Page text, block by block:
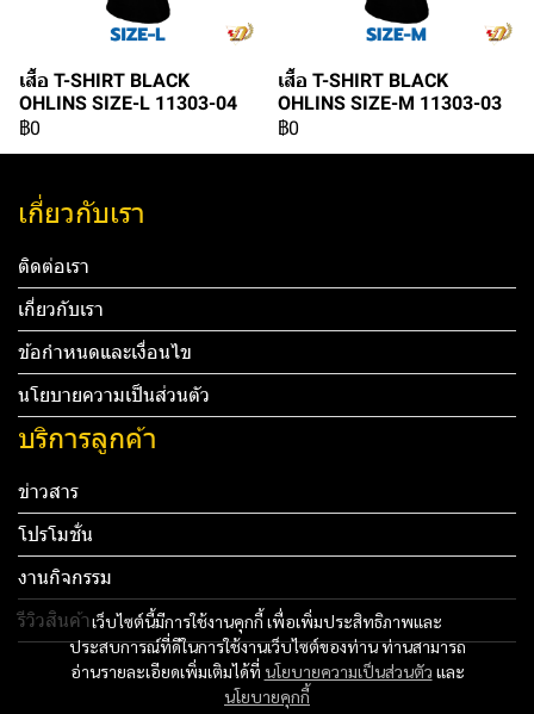
เสื้อ T-SHIRT BLACK
OHLINS SIZE-L 11303-04
฿0
เสื้อ T-SHIRT BLACK
OHLINS SIZE-M 11303-03
฿0
เว็บไซต์นี้มีการใช้งานคุกกี้ เพื่อเพิ่มประสิทธิภาพและ
ประสบการณ์ที่ดีในการใช้งานเว็บไซต์ของท่าน ท่านสามารถ
อ่านรายละเอียดเพิ่มเติมได้ที่ นโยบายความเป็นส่วนตัว และ
นโยบายคุกกี้
เกี่ยวกับเรา
ติดต่อเรา
เกี่ยวกับเรา
ข้อกำหนดและเงื่อนไข
นโยบายความเป็นส่วนตัว
บริการลูกค้า
ข่าวสาร
โปรโมชั่น
งานกิจกรรม
รีวิวสินค้า
Tel: 012 345 67890 Email: mail@yourdomain.com